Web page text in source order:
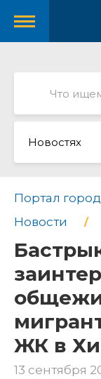
Новостях
Портал
Новости
ЖК в
13 сентября